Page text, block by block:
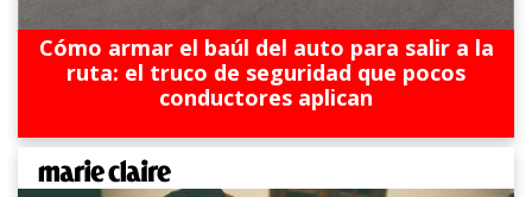
Cómo armar el baúl del auto para salir a la
ruta: el truco de seguridad que pocos
conductores aplican